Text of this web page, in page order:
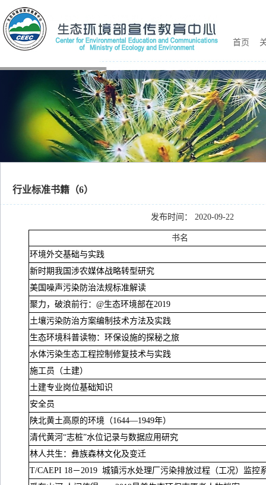
首页
行业标准书籍（6）
发布时间： 2020-09-22
书名
环境外交基础与实践
新时期我国涉农媒体战略转型研究
美国噪声污染防治法规标准解读
聚力，破浪前行： @生态环境部在2019
土壤污染防治方案编制技术方法及实践
生态环境科普读物：环保设施的探秘之旅
水体污染生态工程控制修复技术与实践
施工员（土建）
土建专业岗位基础知识
安全员
陕北黄土高原的环境（1644—1949年）
清代黄河“志桩”水位记录与数据应用研究
林人共生：彝族森林文化及变迁
T/CAEPI 18－2019 城镇污水处理厂污染排放过程（工况）监控